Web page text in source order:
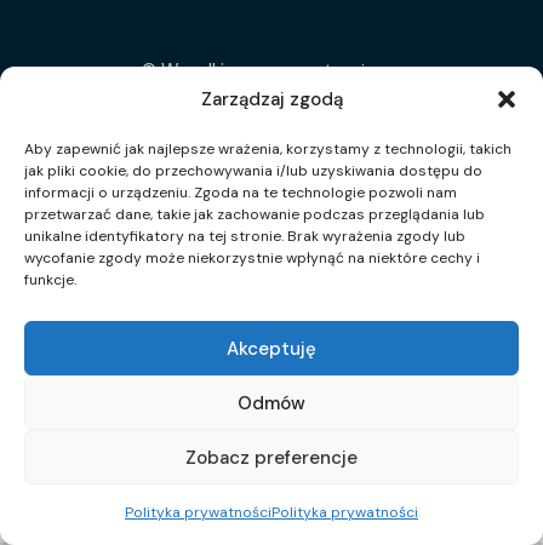
Zarządzaj zgodą
Aby zapewnić jak najlepsze wrażenia, korzystamy z technologii, takich
jak pliki cookie, do przechowywania i/lub uzyskiwania dostępu do
informacji o urządzeniu. Zgoda na te technologie pozwoli nam
przetwarzać dane, takie jak zachowanie podczas przeglądania lub
unikalne identyfikatory na tej stronie. Brak wyrażenia zgody lub
wycofanie zgody może niekorzystnie wpłynąć na niektóre cechy i
funkcje.
Akceptuję
Odmów
Zobacz preferencje
Polityka prywatnościPolityka prywatności
© Wszelkie prawa zastrzeżone.